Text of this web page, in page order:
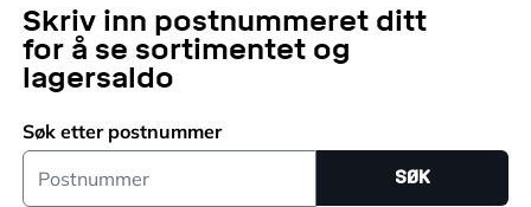
Skriv inn postnummeret ditt
for å se sortimentet og
lagersaldo
Søk etter postnummer
Postnummer
SØK
KWB
Limpistol Kwb
11 mm
FRA Pris 99.95 NOK /stk
99,95NOK
Legg i handlekurv